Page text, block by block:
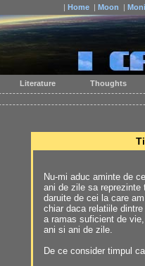
| Home | Moon |
Nu-mi aduc aminte de
ani de zile sa
daruite de cei la care
chiar daca relatiile
a ramas suficient de
ani si ani de zile.
De ce consider timpul
Literature Thoughts